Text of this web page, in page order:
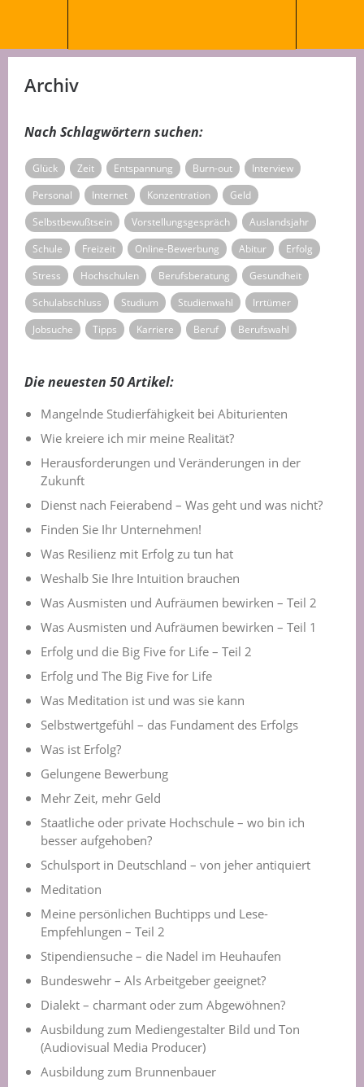
Archiv
Nach Schlagwörtern suchen:
Glück Zeit Entspannung Burn-out
Interview
Personal
Internet Konzentration
Geld
Selbstbewußtsein
Vorstellungsgespräch
Auslandsjahr
Schule
Freizeit Online-Bewerbung Abitur
Erfolg
Stress
Hochschulen Berufsberatung
Gesundheit
Schulabschluss
Studium Studienwahl
Irrtümer
Jobsuche
Tipps Karriere Beruf Berufswahl
Die neuesten 50 Artikel:
Mangelnde Studierfähigkeit bei Abiturienten
Wie kreiere ich mir meine Realität?
Herausforderungen und Veränderungen in der
Zukunft
Dienst nach Feierabend – Was geht und was nicht?
Finden Sie Ihr Unternehmen!
Was Resilienz mit Erfolg zu tun hat
Weshalb Sie Ihre Intuition brauchen
Was Ausmisten und Aufräumen bewirken – Teil 2
Was Ausmisten und Aufräumen bewirken – Teil 1
Erfolg und die Big Five for Life – Teil 2
Erfolg und The Big Five for Life
Was Meditation ist und was sie kann
Selbstwertgefühl – das Fundament des Erfolgs
Was ist Erfolg?
Gelungene Bewerbung
Mehr Zeit, mehr Geld
Staatliche oder private Hochschule – wo bin ich
besser aufgehoben?
Schulsport in Deutschland – von jeher antiquiert
Meditation
Meine persönlichen Buchtipps und Lese-
Empfehlungen – Teil 2
Stipendiensuche – die Nadel im Heuhaufen
Bundeswehr – Als Arbeitgeber geeignet?
Dialekt – charmant oder zum Abgewöhnen?
Ausbildung zum Mediengestalter Bild und Ton
(Audiovisual Media Producer)
Ausbildung zum Brunnenbauer